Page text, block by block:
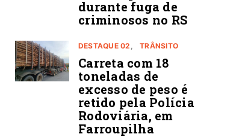
durante fuga de
criminosos no RS
DESTAQUE 02 TRÂNSITO
Carreta com 18
toneladas de
excesso de peso é
retido pela Polícia
Rodoviária, em
Farroupilha